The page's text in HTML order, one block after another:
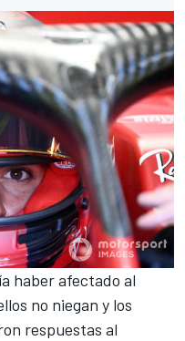
haber afectado al
no niegan y los
respuestas al